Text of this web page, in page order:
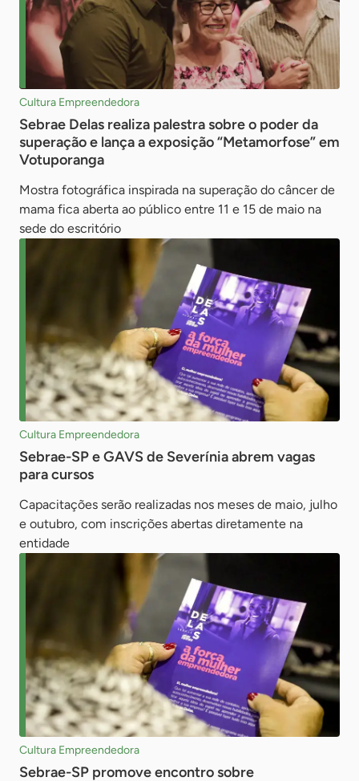
Cultura Empreendedora
Sebrae Delas realiza palestra sobre o poder da
superação e lança a exposição “Metamorfose” em
Votuporanga
Mostra fotográfica inspirada na superação do câncer de
mama fica aberta ao público entre 11 e 15 de maio na
sede do escritório
Cultura Empreendedora
Sebrae-SP e GAVS de Severínia abrem vagas
para cursos
Capacitações serão realizadas nos meses de maio, julho
e outubro, com inscrições abertas diretamente na
entidade
Cultura Empreendedora
Sebrae-SP promove encontro sobre